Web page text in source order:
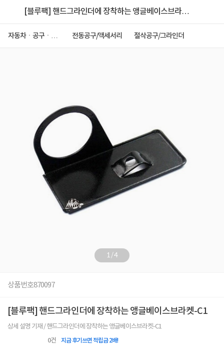
[블루팩] 핸드그라인더에 장착하는 앵글베이스브라켓-
자동차ㆍ공구ㆍ안
전동공구/액세서리 절삭공구/그라인더
1/4
상품번호870097
[블루팩] 핸드그라인더에 장착하는 앵글베이스브라켓-C1
상세 설명 기재 / 핸드그라인더에 장착하는 앵글베이스브라켓-C1
0건 지금 후기쓰면 적립금 2배!